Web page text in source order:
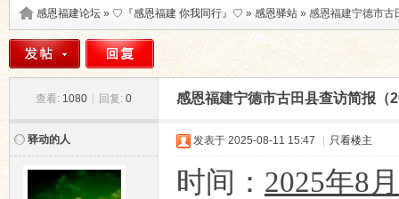
论坛搜索
感恩福建论坛 » ♡『感恩福建 你我同行』♡ » 感恩驿站 » 感恩福建宁德市
查看: 1080 回复: 0 感恩福建宁德市古田县查访简报（
驿动的人 发表于 2025-08-11 15:47 只看楼主
时间： 2025年8月